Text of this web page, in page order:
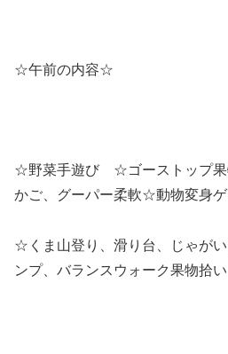
☆午前の内容☆
☆野菜手遊び ☆ゴーストップ
かご、グーパー柔軟☆動物変身ゲ
☆くま山登り、滑り台、じゃが
ンプ、バランスウォーク果物拾い